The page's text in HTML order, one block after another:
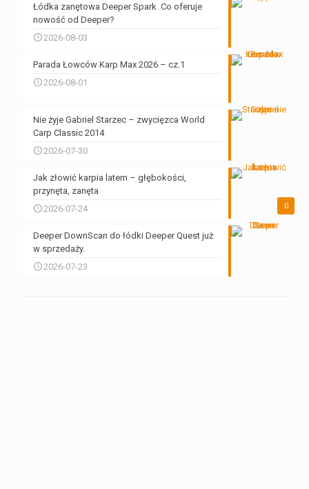
Łódka zanętowa Deeper Spark. Co oferuje
nowość od Deeper?
2026-08-03
Parada Łowców Karp Max 2026 – cz.1
2026-08-01
Nie żyje Gabriel Starzec – zwycięzca World
Carp Classic 2014
2026-07-30
0
Jak złowić karpia latem – głębokości,
przynęta, zanęta
2026-07-24
Deeper DownScan do łódki Deeper Quest już
w sprzedaży.
2026-07-23